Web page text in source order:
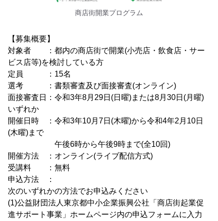
商店街開業プログラム
【募集概要】
対象者 ：都内の商店街で開業(小売店・飲食店・サー
ビス店等)を検討している方
定員 ：15名
選考 ：書類審査及び面接審査(オンライン)
面接審査日：令和3年8月29日(日曜)または8月30日(月曜)
いずれか
開催日時 ：令和3年10月7日(木曜)から令和4年2月10日
(木曜)まで
午後6時から午後9時まで(全10回)
開催方法 ：オンライン(ライブ配信方式)
受講料 ：無料
申込方法 ：
次のいずれかの方法でお申込みください
(1)公益財団法人東京都中小企業振興公社「商店街起業促
進サポート事業」ホームページ内の申込フォームに入力